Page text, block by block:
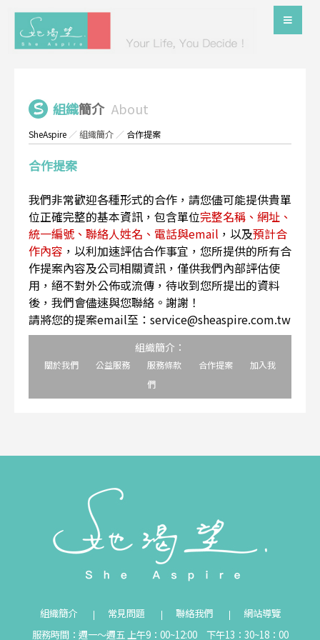
組織簡介 About
SheAspire ／組織簡介 ／ 合作提案
合作提案
我們非常歡迎各種形式的合作，請您儘可能提供貴單
位正確完整的基本資訊，包含單位完整名稱、網址、
統一編號、聯絡人姓名、電話與email ，以及預計合
作內容 ，以利加速評估合作事宜，您所提供的所有合
作提案內容及公司相關資訊，僅供我們內部評估使
用，絕不對外公佈或流傳，待收到您所提出的資料
後，我們會儘速與您聯絡。謝謝！
請將您的提案email至：service@sheaspire.com.tw
組織簡介：
關於我們 公益服務 服務條款 合作提案
加入我
們
組織簡介 常見問題 聯絡我們
網站導覽
服務時間：週一～週五 上午9：00~12:00 下午13：30~18：00